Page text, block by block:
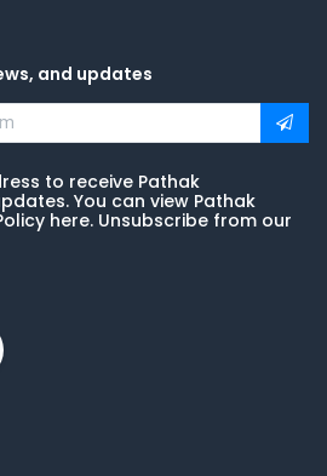
and updates
to receive Pathak
You can view Pathak
here. Unsubscribe from our